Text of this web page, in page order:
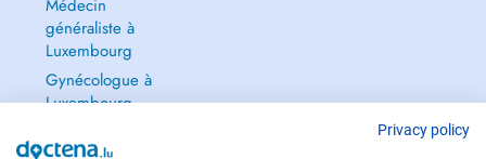
Médecin
généraliste à
Luxembourg
Gynécologue à
Luxembourg
Privacy policy